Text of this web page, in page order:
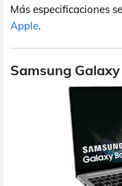
Más especificaciones
Apple.
Samsung